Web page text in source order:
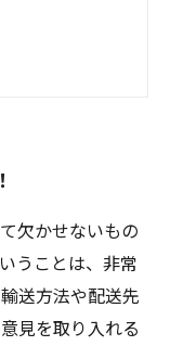
欠かせないもの
うことは、非常
送方法や配送先
見を取り入れる